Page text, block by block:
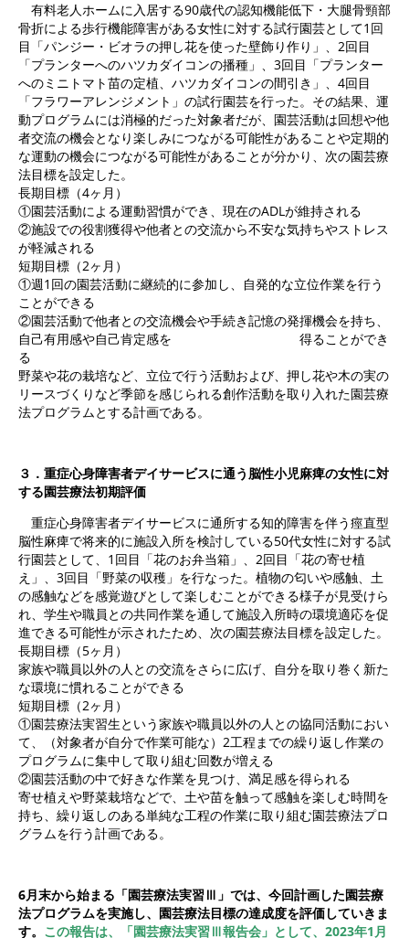
有料老人ホームに入居する90歳代の認知機能低下・大腿骨頸部
骨折による歩行機能障害がある女性に対する試行園芸として1回
目「パンジー・ビオラの押し花を使った壁飾り作り」、2回目
「プランターへのハツカダイコンの播種」、3回目「プランター
へのミニトマト苗の定植、ハツカダイコンの間引き」、4回目
「フラワーアレンジメント」の試行園芸を行った。その結果、運
動プログラムには消極的だった対象者だが、園芸活動は回想や他
者交流の機会となり楽しみにつながる可能性があることや定期的
な運動の機会につながる可能性があることが分かり、次の園芸療
法目標を設定した。
長期目標（4ヶ月）
①園芸活動による運動習慣ができ、現在のADLが維持される
②施設での役割獲得や他者との交流から不安な気持ちやストレス
が軽減される
短期目標（2ヶ月）
①週1回の園芸活動に継続的に参加し、自発的な立位作業を行う
ことができる
②園芸活動で他者との交流機会や手続き記憶の発揮機会を持ち、
自己有用感や自己肯定感を 得ることができ
る
野菜や花の栽培など、立位で行う活動および、押し花や木の実の
リースづくりなど季節を感じられる創作活動を取り入れた園芸療
法プログラムとする計画である。
３．重症心身障害者デイサービスに通う脳性小児麻痺の女性に対
する園芸療法初期評価
重症心身障害者デイサービスに通所する知的障害を伴う痙直型
脳性麻痺で将来的に施設入所を検討している50代女性に対する試
行園芸として、1回目「花のお弁当箱」、2回目「花の寄せ植
え」、3回目「野菜の収穫」を行なった。植物の匂いや感触、土
の感触などを感覚遊びとして楽しむことができる様子が見受けら
れ、学生や職員との共同作業を通して施設入所時の環境適応を促
進できる可能性が示されたため、次の園芸療法目標を設定した。
長期目標（5ヶ月）
家族や職員以外の人との交流をさらに広げ、自分を取り巻く新た
な環境に慣れることができる
短期目標（2ヶ月）
①園芸療法実習生という家族や職員以外の人との協同活動におい
て、（対象者が自分で作業可能な）2工程までの繰り返し作業の
プログラムに集中して取り組む回数が増える
②園芸活動の中で好きな作業を見つけ、満足感を得られる
寄せ植えや野菜栽培などで、土や苗を触って感触を楽しむ時間を
持ち、繰り返しのある単純な工程の作業に取り組む園芸療法プロ
グラムを行う計画である。
6月末から始まる「園芸療法実習Ⅲ 」では、今回計画した園芸療
法プログラムを実施し、園芸療法目標の達成度を評価していきま
す。 この報告は、 「園芸療法実習Ⅲ報告会」として、 2023年1 月